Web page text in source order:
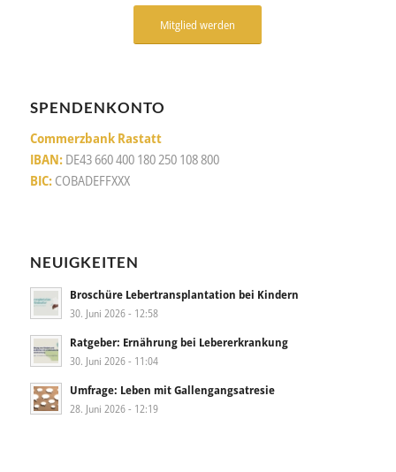
Mitglied werden
SPENDENKONTO
Commerzbank Rastatt
IBAN: DE43 660 400 180 250 108 800
BIC: COBADEFFXXX
NEUIGKEITEN
Broschüre Lebertransplantation bei Kindern
30. Juni 2026 - 12:58
Ratgeber: Ernährung bei Lebererkrankung
30. Juni 2026 - 11:04
Umfrage: Leben mit Gallengangsatresie
28. Juni 2026 - 12:19